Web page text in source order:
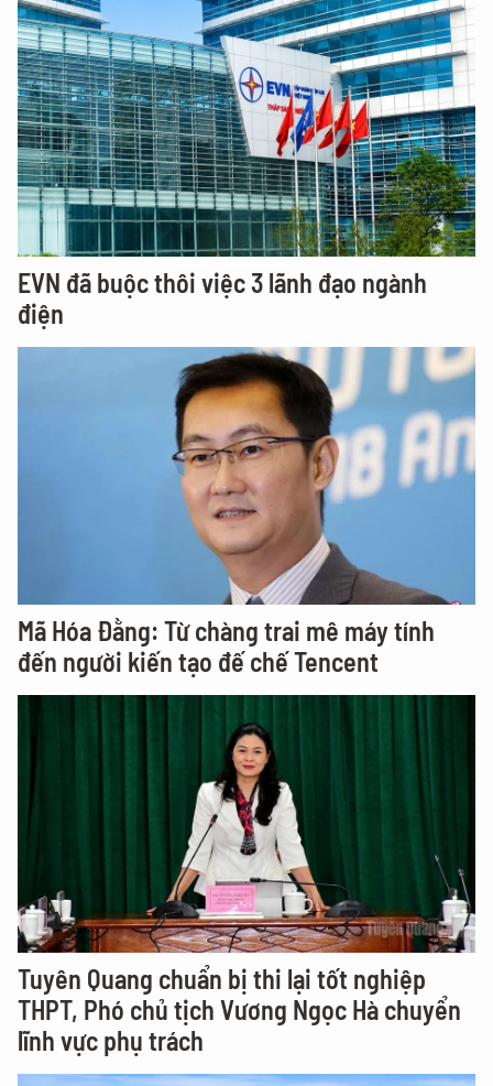
EVN đã buộc thôi việc 3 lãnh đạo ngành
điện
Mã Hóa Đằng: Từ chàng trai mê máy tính
đến người kiến tạo đế chế Tencent
Tuyên Quang chuẩn bị thi lại tốt nghiệp
THPT, Phó chủ tịch Vương Ngọc Hà chuyển
lĩnh vực phụ trách